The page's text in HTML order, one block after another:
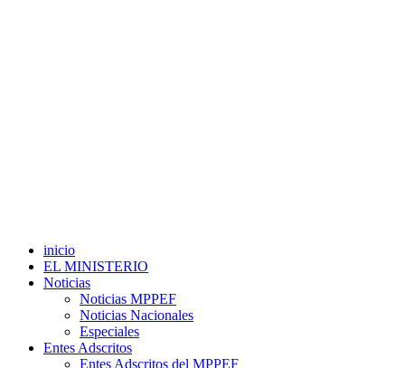
inicio
EL MINISTERIO
Noticias
Noticias MPPEF
Noticias Nacionales
Especiales
Entes Adscritos
Entes Adscritos del MPPEF